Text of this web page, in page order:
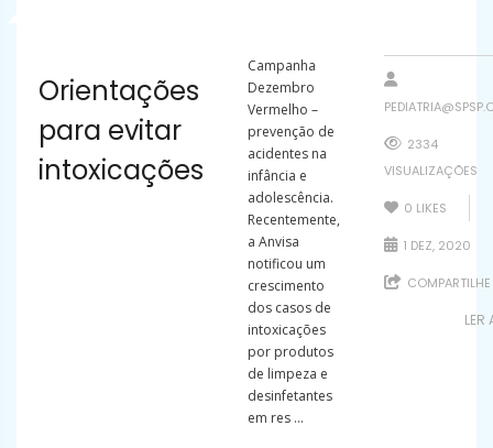
Orientações
para evitar
intoxicações
Campanha
Dezembro
Vermelho –
prevenção de
acidentes na
infância e
adolescência.
Recentemente,
a Anvisa
notificou um
crescimento
dos casos de
intoxicações
por produtos
de limpeza e
desinfetantes
em res ...
2334
VISUALIZAÇÕES
0 LIKES
1 DEZ, 2020
COMPARTILHE
LER